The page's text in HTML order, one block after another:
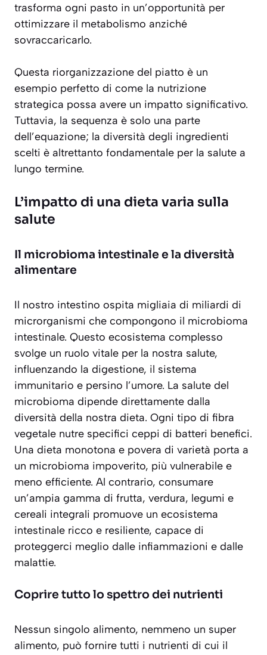
trasforma ogni pasto in un’opportunità per
ottimizzare il metabolismo anziché
sovraccaricarlo.
Questa riorganizzazione del piatto è un
esempio perfetto di come la nutrizione
strategica possa avere un impatto significativo.
Tuttavia, la sequenza è solo una parte
dell’equazione; la diversità degli ingredienti
scelti è altrettanto fondamentale per la salute a
lungo termine.
L’impatto di una dieta varia sulla
salute
Il microbioma intestinale e la diversità
alimentare
Il nostro intestino ospita migliaia di miliardi di
microrganismi che compongono il microbioma
intestinale. Questo ecosistema complesso
svolge un ruolo vitale per la nostra salute,
influenzando la digestione, il sistema
immunitario e persino l’umore. La salute del
microbioma dipende direttamente dalla
diversità della nostra dieta. Ogni tipo di fibra
vegetale nutre specifici ceppi di batteri benefici.
Una dieta monotona e povera di varietà porta a
un microbioma impoverito, più vulnerabile e
meno efficiente. Al contrario, consumare
un’ampia gamma di frutta, verdura, legumi e
cereali integrali promuove un ecosistema
intestinale ricco e resiliente, capace di
proteggerci meglio dalle infiammazioni e dalle
malattie.
Coprire tutto lo spettro dei nutrienti
Nessun singolo alimento, nemmeno un super
alimento, può fornire tutti i nutrienti di cui il